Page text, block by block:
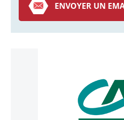
ENVOYER UN